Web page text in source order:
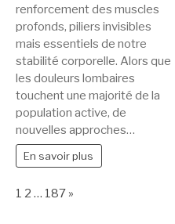
renforcement des muscles
profonds, piliers invisibles
mais essentiels de notre
stabilité corporelle. Alors que
les douleurs lombaires
touchent une majorité de la
population active, de
nouvelles approches…
En savoir plus
Page:
1 2 … 187 Next
»